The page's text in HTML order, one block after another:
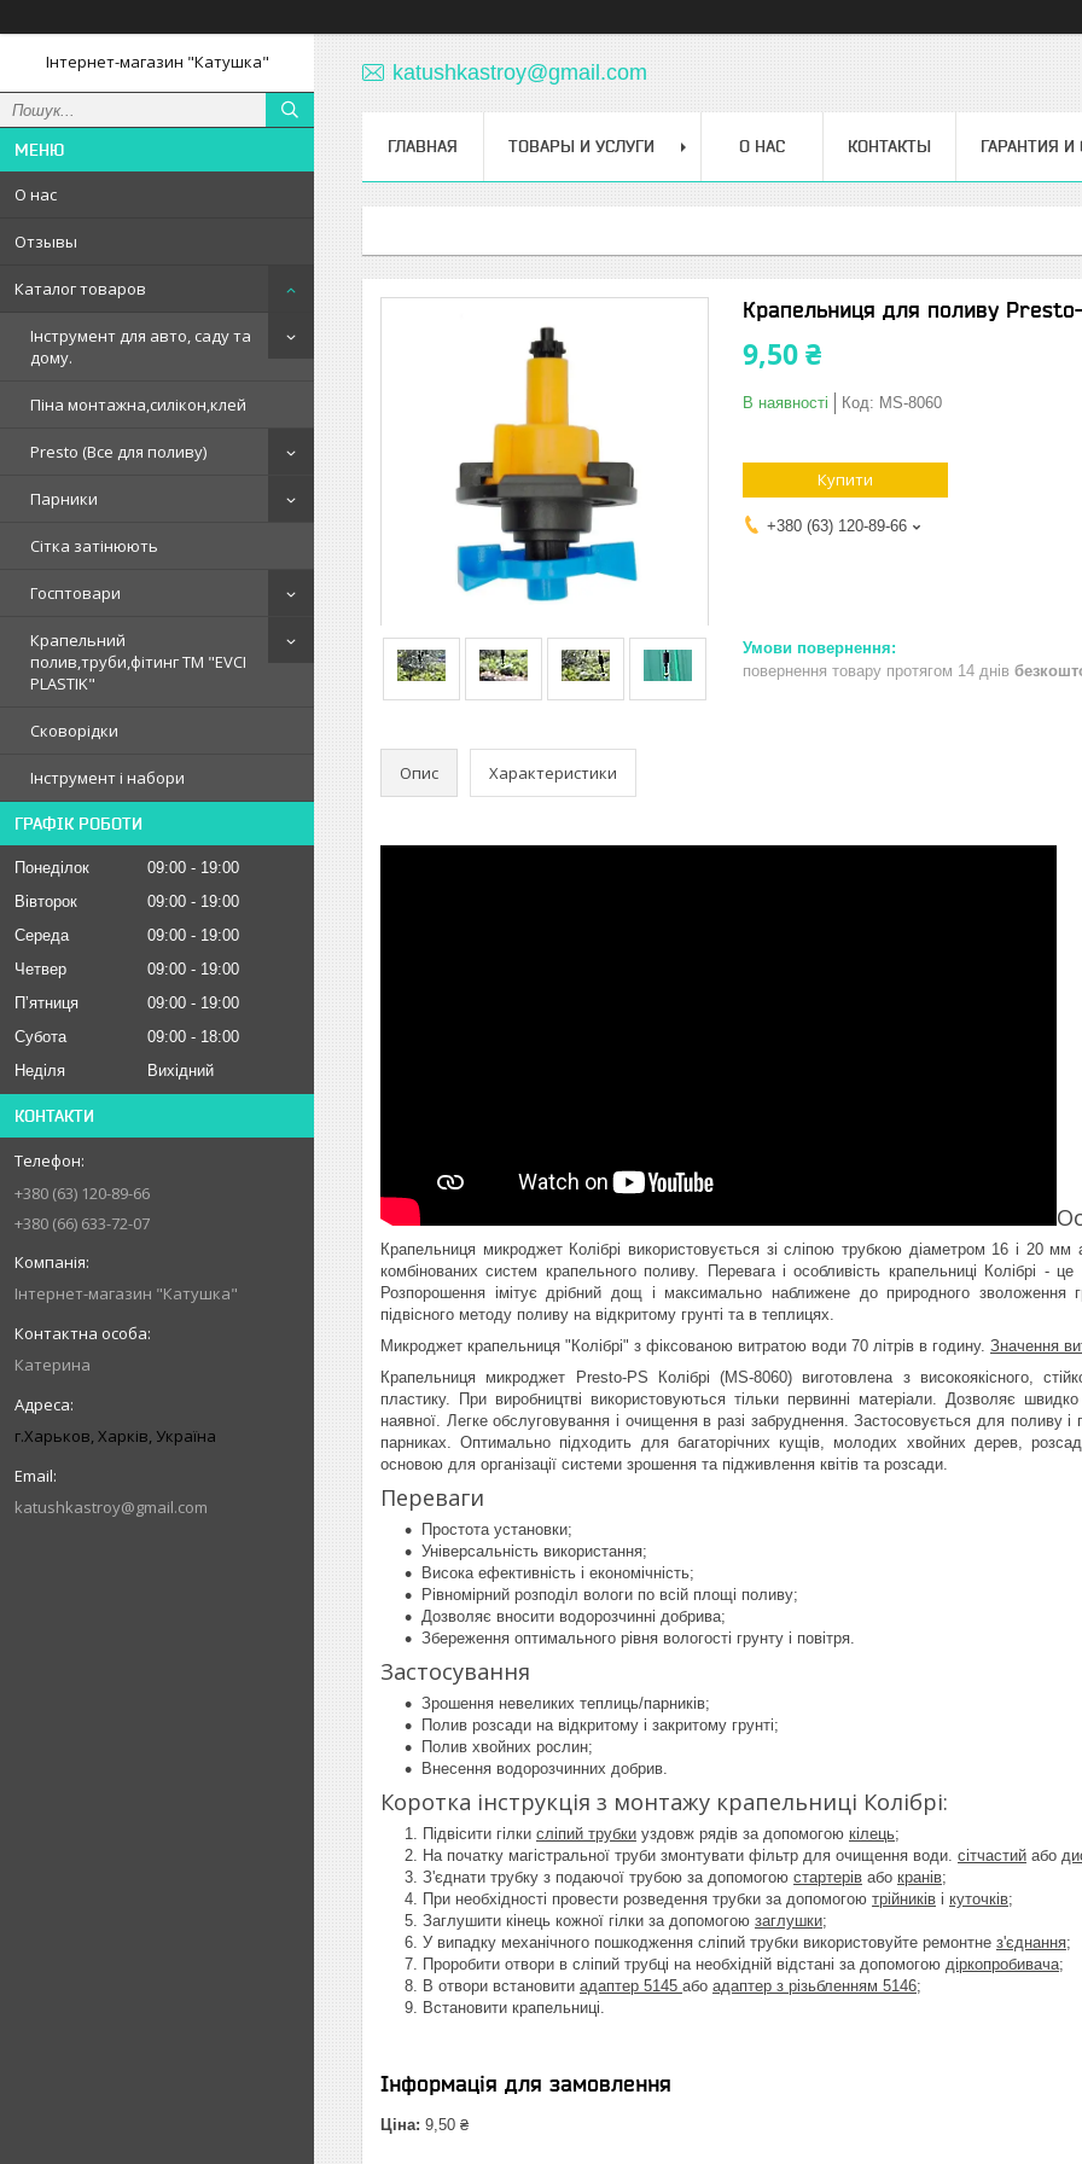
Інтернет-магазин "Катушка"
О нас
Отзывы
Каталог товаров
Інструмент для авто, саду та
дому.
Піна монтажна,силікон,клей
Presto (Все для поливу)
Парники
Сітка затінюють
Госптовари
Крапельний
полив,труби,фітинг ТМ "EVCI
PLASTIK"
Сковорідки
Інструмент і набори
ГРАФІК РОБОТИ
Понеділок 09:00
19:00
Вівторок
09:00
19:00
Середа
09:00
19:00
Четвер
09:00
19:00
Пʼятниця
09:00
19:00
Субота
09:00
18:00
Неділя
Вихідний
КОНТАКТИ
+380 (63) 120-89-66
+380 (66) 633-72-07
Інтернет-магазин "Катушка"
Катерина
г.Харьков, Харків, Україна
katushkastroy@gmail.com
katushkastroy@gmail.com
ГЛАВНАЯ ТОВАРЫ И УСЛУГИ О НАС КОНТАКТЫ ГАРАНТИЯ И
Крапельниця для поливу
9,50 ₴
В наявності Код: MS-8060
Купити
+380 (63) 120-89-66
повернення товару протягом 14 днів
Опис Характеристики
Крапельниця микроджет Колібрі використовується зі сліпою трубкою діаметром 16 і 20
комбінованих систем крапельного поливу. Перевага і особливість крапельниці Колібрі -
Розпорошення імітує дрібний дощ і максимально наближене до природного зволоження
підвісного методу поливу на відкритому грунті та в теплицях.
Микроджет крапельниця "Колібрі" з фіксованою витратою води 70 літрів в годину. Значення
Крапельниця микроджет Presto-PS Колібрі (MS-8060) виготовлена з високоякісного,
пластику. При виробництві використовуються тільки первинні матеріали. Дозволяє
наявної. Легке обслуговування і очищення в разі забруднення. Застосовується для поливу і
парниках. Оптимально підходить для багаторічних кущів, молодих хвойних дерев,
основою для організації системи зрошення та підживлення квітів та розсади.
Переваги
Простота установки;
Універсальність використання;
Висока ефективність і економічність;
Рівномірний розподіл вологи по всій площі поливу;
Дозволяє вносити водорозчинні добрива;
Збереження оптимального рівня вологості грунту і повітря.
Застосування
Зрошення невеликих теплиць/парників;
Полив розсади на відкритому і закритому грунті;
Полив хвойних рослин;
Внесення водорозчинних добрив.
Коротка інструкція з монтажу крапельниці Колібрі:
Підвісити гілки сліпий трубки уздовж рядів за допомогою кілець;
На початку магістральної труби змонтувати фільтр для очищення води. сітчастий або
З'єднати трубку з подаючої трубою за допомогою стартерів або кранів;
При необхідності провести розведення трубки за допомогою трійників і куточків;
Заглушити кінець кожної гілки за допомогою заглушки;
У випадку механічного пошкодження сліпий трубки використовуйте ремонтне з'єднання;
Проробити отвори в сліпий трубці на необхідній відстані за допомогою діркопробивача;
В отвори встановити адаптер 5145 або адаптер з різьбленням 5146;
Встановити крапельниці.
Інформація для замовлення
Ціна: 9,50 ₴